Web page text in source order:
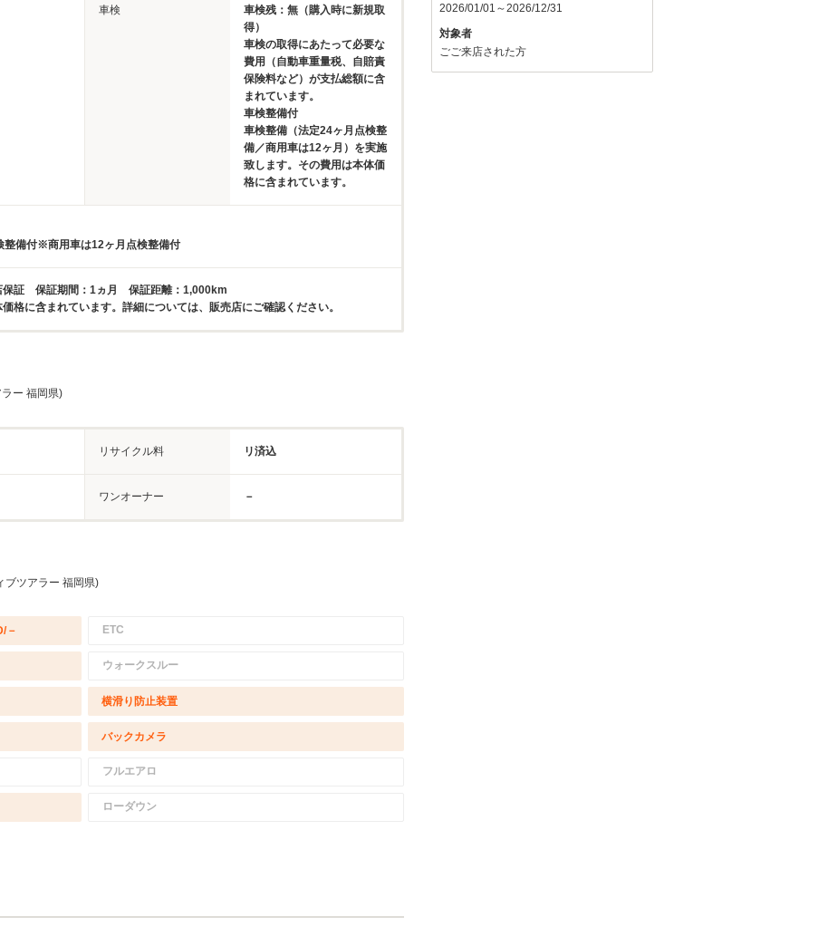
車検
車検残：無（購入時に新規取
得）
車検の取得にあたって必要な
費用（自動車重量税、自賠責
保険料など）が支払総額に含
まれています。
車検整備付
車検整備（法定24ヶ月点検整
備／商用車は12ヶ月）を実施
致します。その費用は本体価
格に含まれています。
整備付※商用車は12ヶ月点検整備付
保証 保証期間：1ヵ月 保証距離：1,000km
格に含まれています。詳細については、販売店にご確認ください。
ー 福岡県)
リサイクル料 リ済込
ワンオーナー －
ブツアラー 福岡県)
－ ETC
ウォークスルー
横滑り防止装置
バックカメラ
フルエアロ
ローダウン
2026/01/01～2026/12/31
対象者
ごご来店された方